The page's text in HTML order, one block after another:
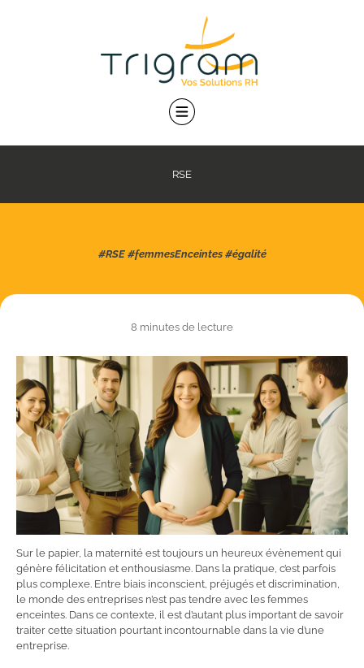
RSE
#RSE #femmesEnceintes #égalité
8 minutes de lecture
Sur le papier, la maternité est toujours un heureux évènement qui
génère félicitation et enthousiasme. Dans la pratique, c’est parfois
plus complexe. Entre biais inconscient, préjugés et discrimination,
le monde des entreprises n’est pas tendre avec les femmes
enceintes. Dans ce contexte, il est d’autant plus important de savoir
traiter cette situation pourtant incontournable dans la vie d’une
entreprise.